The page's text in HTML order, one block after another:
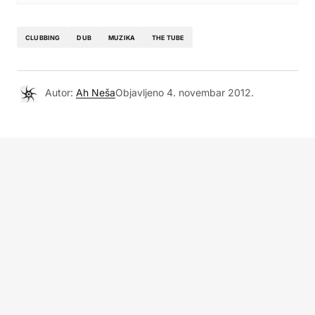
CLUBBING DUB MUZIKA THE TUBE
Autor: Ah NešaObjavljeno 4. novembar 2012.